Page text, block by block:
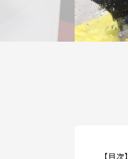
【目次】